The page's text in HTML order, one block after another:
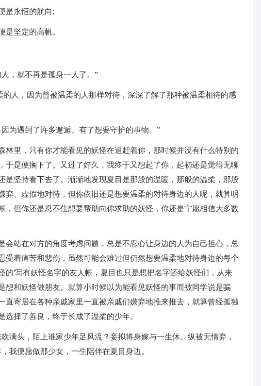
是永恒的航向;
是坚定的高帆。
，就不再是孤身一人了。”
的人，因为曾被温柔的人那样对待，深深了解了那种被温柔相待的感
为遇到了许多邂逅、有了想要守护的事物。”
林里，只有你才能看见的妖怪在追赶着你，那时候并没有什么特别的
于是便搁下了。又过了好久，我终于又想起了你，起初还是觉得无聊
是坚持看下去了。渐渐地发现夏目是那般的温暖，那般的温柔，那般
弃、虚假地对待，但你依旧还是想要温柔的对待身边的人呢，就算明
，但你还是忍不住想要帮助向你求助的妖怪，你还是宁愿相信大多数
会站在对方的角度考虑问题，总是不忍心让身边的人为自己担心，总
受着痛苦和悲伤，虽然可能会难过但仍然想要温柔地对待身边的每个
的'写有妖怪名字的友人帐，夏目也只是想把名字还给妖怪们，从来
想和妖怪做朋友。就算小时候以为能看见妖怪的事而被同学说是骗
直寄居在各种亲戚家里一直被亲戚们嫌弃地推来推去，就算曾经孤独
择了善良，终于长成了温柔的少年。
满头，陌上谁家少年足风流？妾拟将身嫁与一生休。纵被无情弃，
我便愿做那少女，一生陪伴在夏目身边。